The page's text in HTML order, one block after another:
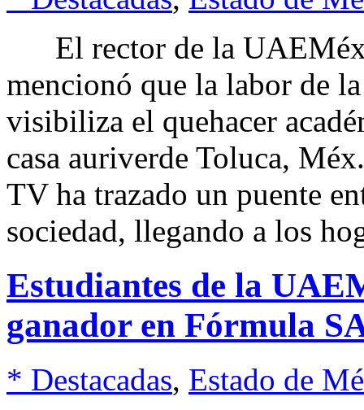
El rector de la
mencionó que la labor de
visibiliza el quehacer
casa auriverde Toluca,
TV ha trazado un puente
sociedad, llegando a los
Estudiantes de la
ganador en Fórmula
* Destacadas, Estado de